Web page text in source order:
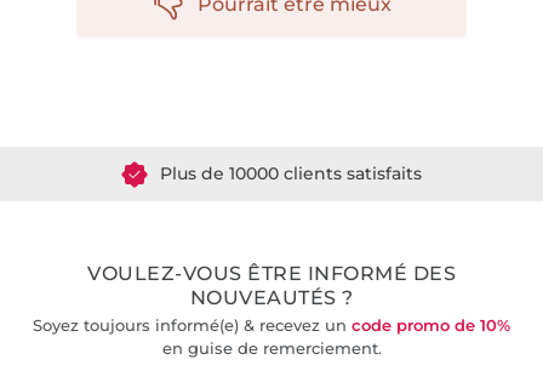
VOULEZ-VOUS ÊTRE INFORMÉ DES
NOUVEAUTÉS ?
Soyez toujours informé(e) & recevez un code promo de 10%
en guise de remerciement.